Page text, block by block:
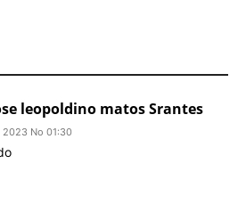
leopoldino matos Srantes
No 01:30